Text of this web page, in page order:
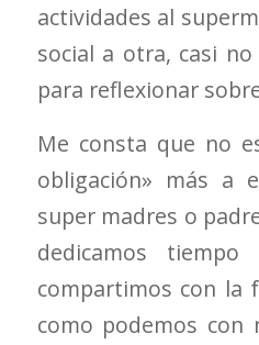
actividades al
social a otra, casi
para reflexionar
Me consta que no
obligación» más a
super madres o
dedicamos
compartimos con la
como podemos con